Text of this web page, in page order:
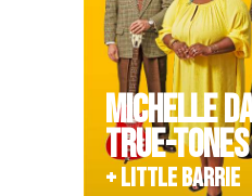
MICHELLE
TRUE-TONES
+ LITTLE BARRIE